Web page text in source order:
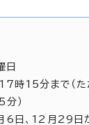
日
時15分まで（た
）
月6日、12月29